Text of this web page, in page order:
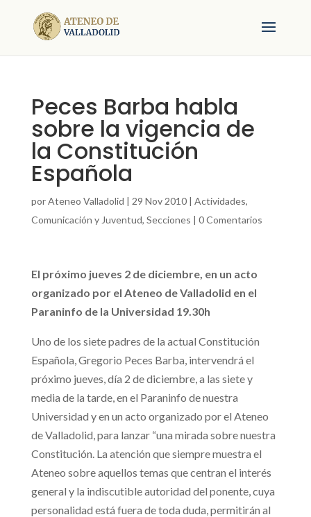
Peces Barba habla
sobre la vigencia de
la Constitución
Española
porAteneo Valladolid | 29 Nov 2010| Actividades,
Comunicación y Juventud, Secciones | 0 Comentarios
El próximo jueves 2 de diciembre, en un acto
organizado por el Ateneo de Valladolid en el
Paraninfo de la Universidad 19.30h
Uno de los siete padres de la actual Constitución
Española, Gregorio Peces Barba, intervendrá el
próximo jueves, día 2 de diciembre, a las siete y
media de la tarde, en el Paraninfo de nuestra
Universidad y en un acto organizado por el Ateneo
de Valladolid, para lanzar “una mirada sobre nuestra
Constitución. La atención que siempre muestra el
Ateneo sobre aquellos temas que centran el interés
general y la indiscutible autoridad del ponente, cuya
personalidad está fuera de toda duda, permitirán al